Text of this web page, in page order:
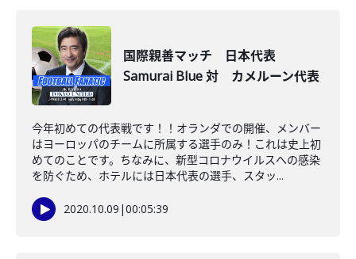
国際親善マッチ 日本代表
Samurai Blue 対 カメルーン代表
今年初めての代表戦です！！オランダでの開催、メンバー
はヨーロッパのチームに所属する選手のみ！これは史上初
めてのことです。ちなみに、新型コロナウイルスへの感染
を防ぐため、ホテルには日本代表の選手、スタッ...
2020.10.09 |00:05:39